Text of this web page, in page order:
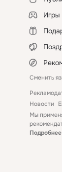
Игры
Сменить
Новости
Мы
Подробнее